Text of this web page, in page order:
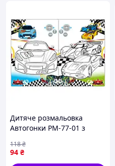
Дитяче розмальовка
Автогонки РМ-77-01 з
94 ₴
118₴